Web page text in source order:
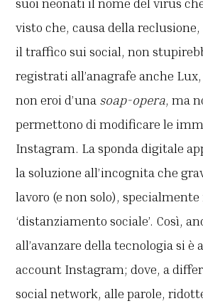
visto che, causa della
il traffico sui social, non
registrati all’anagrafe anche Lux,
non eroi d’una soap-opera, ma
permettono di modificare le
Instagram. La sponda digitale
la soluzione all’incognita che
lavoro (e non solo),
‘distanziamento sociale’. Così,
all’avanzare della tecnologia si è
account Instagram; dove, a
social network, alle parole,